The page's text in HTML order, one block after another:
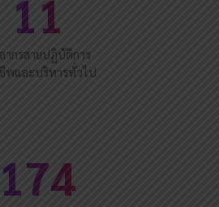
11
ากรสายปฏิบัติการ
พและบริหารทั่วไป
174